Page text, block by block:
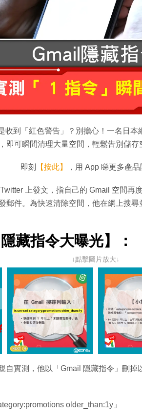
收到「紅色警告」？別擔心！一名日本
即可瞬間清理大量空間，輕鬆告別儲存
即刻 【按此】 ，用 App 睇更多產
上發文，指自己的 Gmail 空間再
郵件。為快速清除空間，他在網上搜
藏指令大曝光】：
↓點擊圖片放大↓
自實測，他以「Gmail 隱藏指令」刪掉
older_than:1y」